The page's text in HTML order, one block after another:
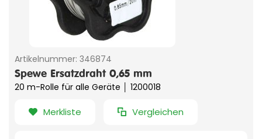
Artikelnummer: 346874
Spewe Ersatzdraht 0,65 mm
20 m-Rolle für alle Geräte │ 1200018
Merkliste Vergleichen